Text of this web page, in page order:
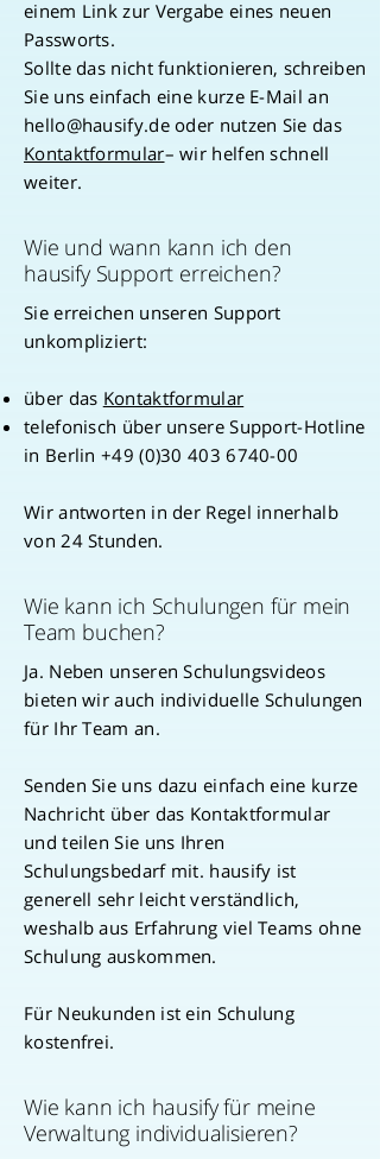
einem Link zur Vergabe eines neuen
Passworts.
Sollte das nicht funktionieren, schreiben
Sie uns einfach eine kurze E-Mail an
hello@hausify.deoder nutzen Sie das
Kontaktformular– wir helfen schnell
weiter.
Wie und wann kann ich den
hausify Support erreichen?
Sie erreichen unseren Support
unkompliziert:
über das Kontaktformular
telefonisch über unsere Support-Hotline
in Berlin +49 (0)30 403 6740-00
Wir antworten in der Regel innerhalb
von 24 Stunden.
Wie kann ich Schulungen für mein
Team buchen?
Ja. Neben unseren Schulungsvideos
bieten wir auch individuelle Schulungen
für Ihr Team an.
Senden Sie uns dazu einfach eine kurze
Nachricht über das Kontaktformular
und teilen Sie uns Ihren
Schulungsbedarf mit. hausify ist
generell sehr leicht verständlich,
weshalb aus Erfahrung viel Teams ohne
Schulung auskommen.
Für Neukunden ist ein Schulung
kostenfrei.
Wie kann ich hausify für meine
Verwaltung individualisieren?